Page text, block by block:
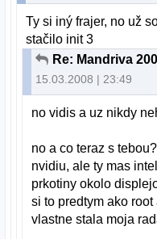
Ty si iný frajer, no už
stačilo init 3
15.03.2008 | 23:49
no vidis a uz nikdy
no a co teraz s
nvidiu, ale ty mas
prkotiny okolo
si to predtym ako
vlastne stala moja